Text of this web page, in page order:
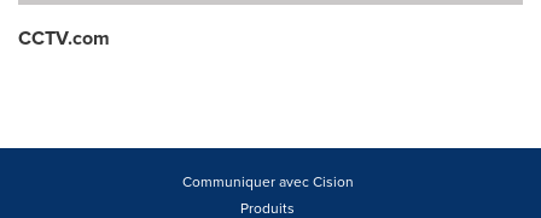
CCTV.com
Communiquer avec Cision
Produits